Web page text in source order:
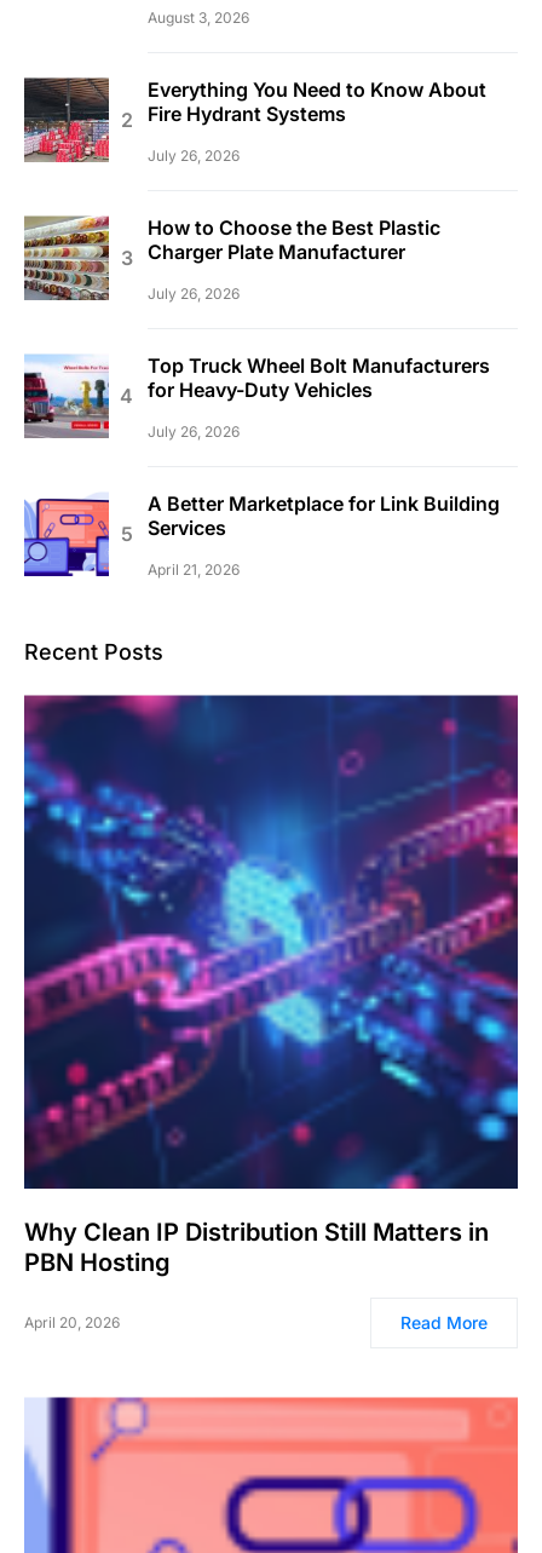
August 3, 2026
Everything You Need to Know About
Fire Hydrant Systems
July 26, 2026
How to Choose the Best Plastic
Charger Plate Manufacturer
July 26, 2026
Top Truck Wheel Bolt Manufacturers
for Heavy-Duty Vehicles
July 26, 2026
A Better Marketplace for Link Building
Services
April 21, 2026
Recent Posts
Why Clean IP Distribution Still Matters in
PBN Hosting
April 20, 2026 Read More